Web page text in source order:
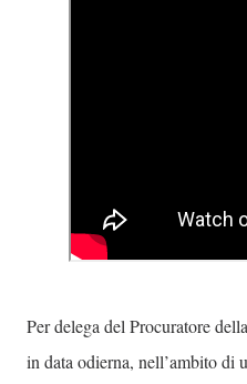
Per delega del Procuratore
in data odierna, nell’ambito di